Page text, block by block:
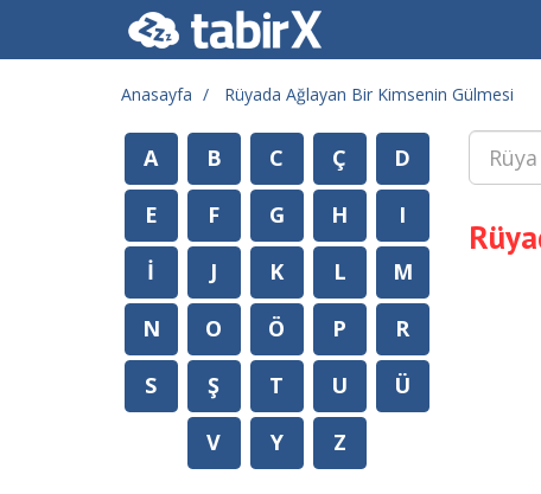
Anasayfa Rüyada Ağlayan Bir Kimsenin Gülmesi
A B C Ç
D
E
F G H
I
İ
J K L
M
N
O Ö P
R
S
Ş T U
Ü
V
Y Z